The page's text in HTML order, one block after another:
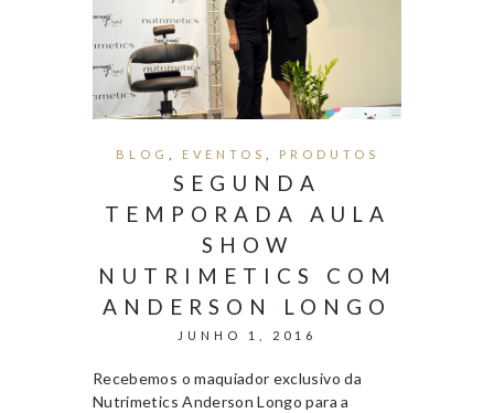
BLOG EVENTOS PRODUTOS
SEGUNDA
TEMPORADA AULA
SHOW
NUTRIMETICS COM
ANDERSON LONGO
JUNHO 1, 2016
Recebemos o maquiador exclusivo da
Nutrimetics Anderson Longo para a